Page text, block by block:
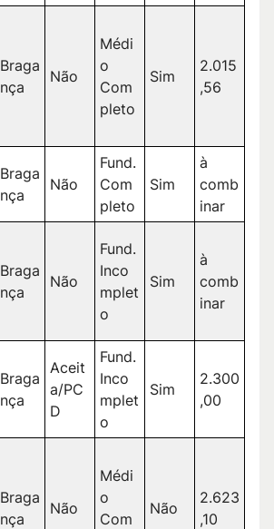
Braga
nça
Não
Médi
o
Com
pleto
Sim
2.015
,56
Braga
nça
Não
Fund.
Com
pleto
Sim
à
comb
inar
Braga
nça
Não
Fund.
Inco
mplet
o
Sim
à
comb
inar
Braga
nça
Aceit
a/PC
D
Fund.
Inco
mplet
o
Sim
2.300
,00
Braga
nça
Não
Médi
o
Com
Não
2.623
,10